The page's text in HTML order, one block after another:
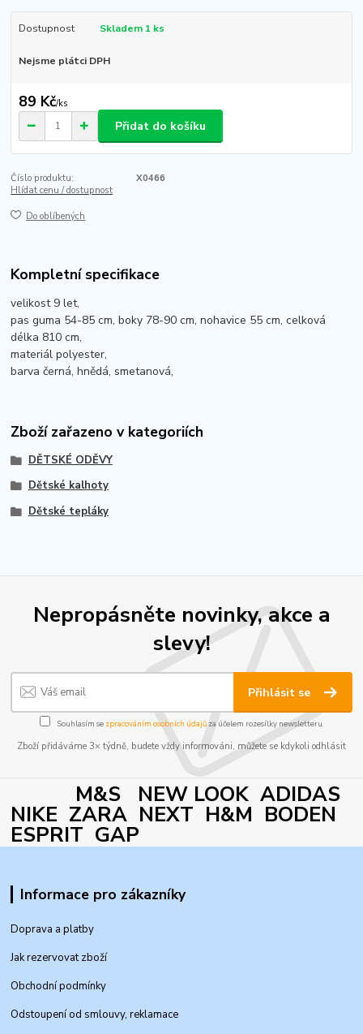
Dostupnost Skladem 1 ks
Nejsme plátci DPH
89 Kč/ks
Přidat do košíku
Číslo produktu:
X0466
Hlídat cenu / dostupnost
Do oblíbených
Kompletní specifikace
velikost 9 let,
pas guma 54-85 cm, boky 78-90 cm, nohavice 55 cm, celková
délka 810 cm,
materiál polyester,
barva černá, hnědá, smetanová,
Zboží zařazeno v kategoriích
DĚTSKÉ ODĚVY
Dětské kalhoty
Dětské tepláky
Nepropásněte novinky, akce a
slevy!
Přihlásit se
Souhlasím se zpracováním osobních údajůza účelem rozesílky newsletteru.
Zboží přidáváme 3× týdně, budete vždy informováni, můžete se kdykoli odhlásit
M&S NEW LOOK ADIDAS
NIKE ZARA NEXT H&M BODEN
ESPRIT GAP
Informace pro zákazníky
Doprava a platby
Jak rezervovat zboží
Obchodní podmínky
Odstoupení od smlouvy, reklamace